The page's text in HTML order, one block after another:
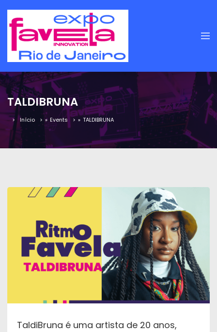
TALDIBRUNA
Início » Events » TALDIBRUNA
TaldiBruna é uma artista de 20 anos,